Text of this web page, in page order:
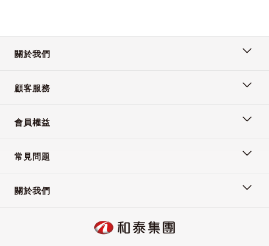
關於我們
顧客服務
會員權益
常見問題
關於我們